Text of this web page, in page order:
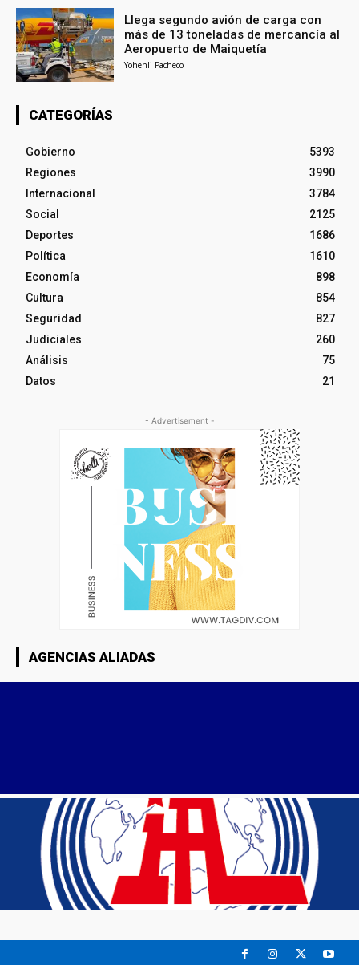
Llega segundo avión de carga con
más de 13 toneladas de mercancía al
Aeropuerto de Maiquetía
Yohenli Pacheco
CATEGORÍAS
Gobierno
5393
Regiones
3990
Internacional
3784
Social
2125
Deportes
1686
Política
1610
Economía
898
Cultura
854
Seguridad
827
Judiciales
260
Análisis
75
Datos
21
- Advertisement -
AGENCIAS ALIADAS